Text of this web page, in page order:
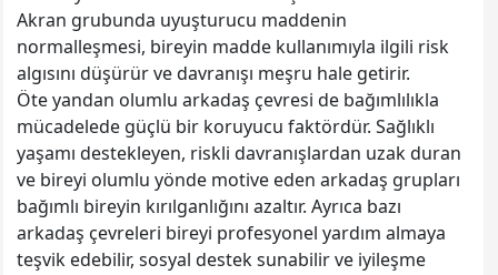
Akran grubunda uyuşturucu maddenin
normalleşmesi, bireyin madde kullanımıyla ilgili risk
algısını düşürür ve davranışı meşru hale getirir.
Öte yandan olumlu arkadaş çevresi de bağımlılıkla
mücadelede güçlü bir koruyucu faktördür. Sağlıklı
yaşamı destekleyen, riskli davranışlardan uzak duran
ve bireyi olumlu yönde motive eden arkadaş grupları
bağımlı bireyin kırılganlığını azaltır. Ayrıca bazı
arkadaş çevreleri bireyi profesyonel yardım almaya
teşvik edebilir, sosyal destek sunabilir ve iyileşme